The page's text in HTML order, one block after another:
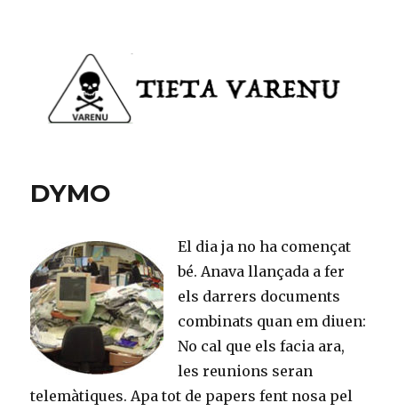
Tieta Varenu
DYMO
El dia ja no ha començat
bé. Anava llançada a fer
els darrers documents
combinats quan em diuen:
No cal que els facia ara,
les reunions seran
telemàtiques. Apa tot de papers fent nosa pel